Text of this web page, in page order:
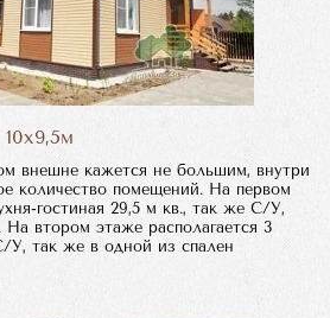
внешне кажется не большим, внутри
количество помещений. На первом
гостиная 29,5 м кв., так же С/У,
На втором этаже располагается 3
У, так же в одной из спален